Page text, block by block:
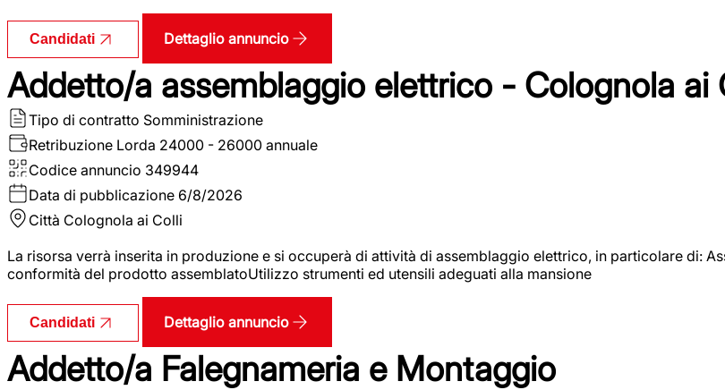
Candidati Dettaglio annuncio
Addetto/a assemblaggio elettrico - Colognola ai
Tipo di contratto Somministrazione
Retribuzione Lorda 24000 - 26000 annuale
Codice annuncio 349944
Data di pubblicazione 6/8/2026
Città Colognola ai Colli
La risorsa verrà inserita in produzione e si occuperà di attività di assemblaggio elettrico, in particolare di:
conformità del prodotto assemblatoUtilizzo strumenti ed utensili adeguati alla mansione
Candidati Dettaglio annuncio
Addetto/a Falegnameria e Montaggio